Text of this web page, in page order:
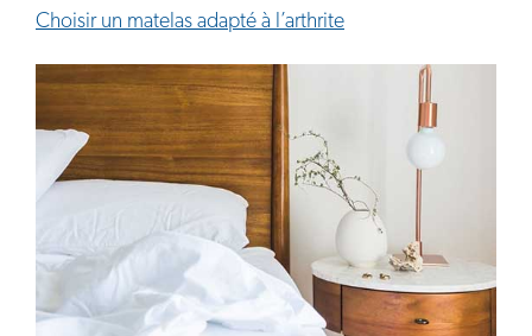
Choisir un matelas adapté à l’arthrite